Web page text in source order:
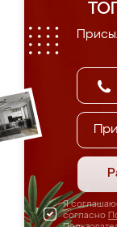
Я
согласно